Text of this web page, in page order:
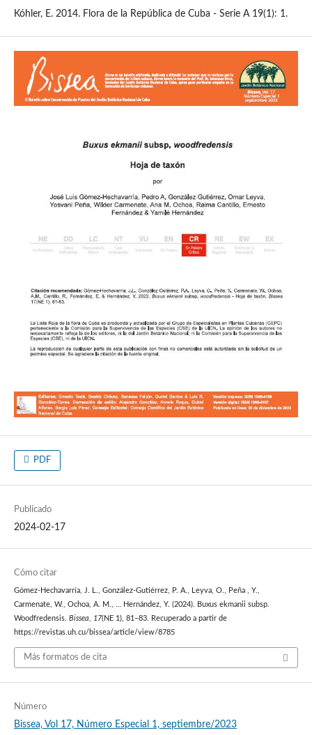
Kóhler, E. 2014. Flora de la República de Cuba - Serie A 19(1): 1.
PDF
Publicado
2024-02-17
Cómo citar
Gómez-Hechavarría, J. L., González-Gutiérrez, P. A., Leyva, O., Peña , Y.,
Carmenate, W., Ochoa, A. M., … Hernández, Y. (2024). Buxus ekmanii subsp.
Woodfredensis. Bissea, 17(NE 1), 81–83. Recuperado a partir de
https://revistas.uh.cu/bissea/article/view/8785
Más formatos de cita
Número
Bissea, Vol 17, Número Especial 1, septiembre/2023